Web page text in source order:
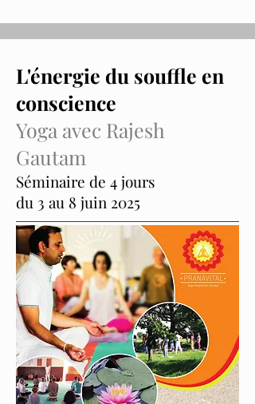
L'énergie du souffle en
conscience
Yoga avec Rajesh
Gautam
Séminaire de 4 jours
du 3 au 8 juin 2025